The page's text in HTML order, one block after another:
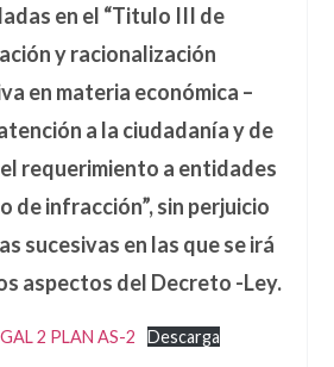
en el “Titulo III de
y racionalización
en materia económica –
a la ciudadanía y de
requerimiento a entidades
de infracción”, sin perjuicio
sucesivas en las que se irá
aspectos del Decreto -Ley.
2 PLAN AS-2 Descarga